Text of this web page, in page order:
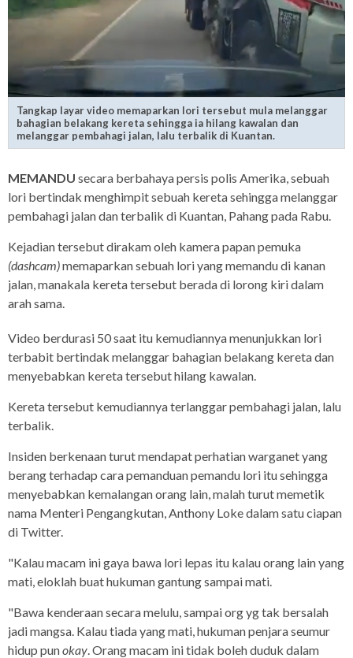
Tangkap layar video memaparkan lori tersebut mula melanggar
bahagian belakang kereta sehingga ia hilang kawalan dan
melanggar pembahagi jalan, lalu terbalik di Kuantan.
MEMANDU secara berbahaya persis polis Amerika, sebuah
lori bertindak menghimpit sebuah kereta sehingga melanggar
pembahagi jalan dan terbalik di Kuantan, Pahang pada Rabu.
Kejadian tersebut dirakam oleh kamera papan pemuka
(dashcam)memaparkan sebuah lori yang memandu di kanan
jalan, manakala kereta tersebut berada di lorong kiri dalam
arah sama.
Video berdurasi 50 saat itu kemudiannya menunjukkan lori
terbabit bertindak melanggar bahagian belakang kereta dan
menyebabkan kereta tersebut hilang kawalan.
Kereta tersebut kemudiannya terlanggar pembahagi jalan, lalu
terbalik.
Insiden berkenaan turut mendapat perhatian warganet yang
berang terhadap cara pemanduan pemandu lori itu sehingga
menyebabkan kemalangan orang lain, malah turut memetik
nama Menteri Pengangkutan, Anthony Loke dalam satu ciapan
di Twitter.
"Kalau macam ini gaya bawa lori lepas itu kalau orang lain yang
mati, eloklah buat hukuman gantung sampai mati.
"Bawa kenderaan secara melulu, sampai org yg tak bersalah
jadi mangsa. Kalau tiada yang mati, hukuman penjara seumur
hidup punokay . Orang macam ini tidak boleh duduk dalam